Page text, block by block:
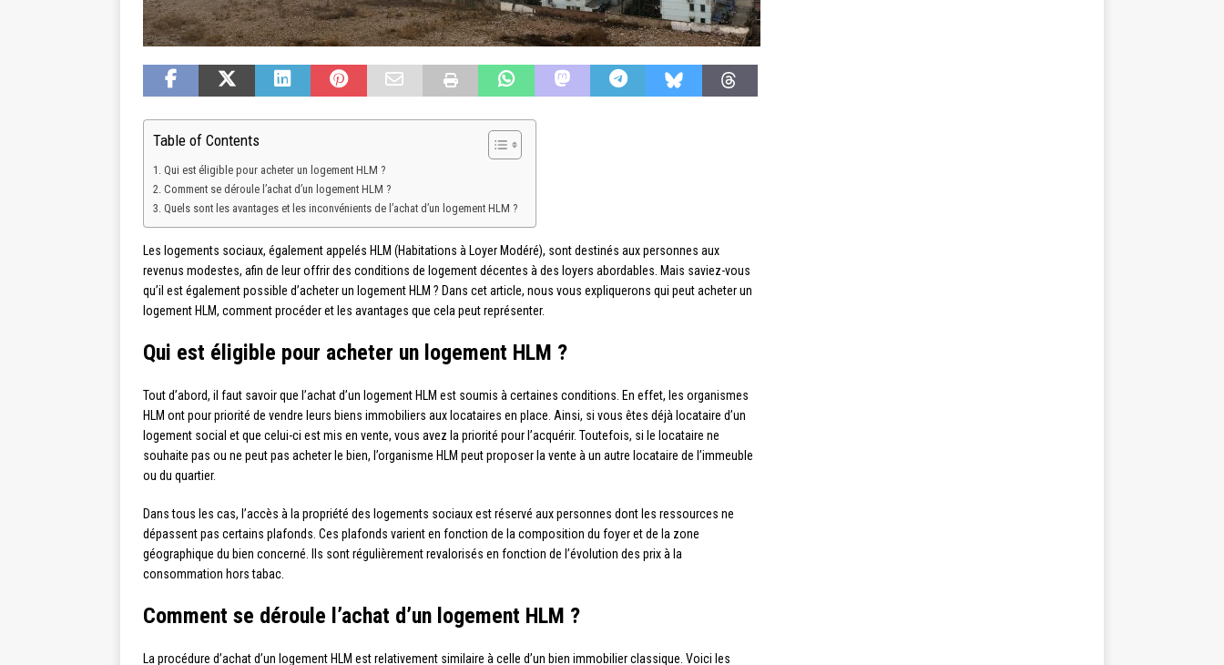
Table of Contents
Qui est éligible pour acheter un logement HLM ?
Comment se déroule l’achat d’un logement HLM ?
Quels sont les avantages et les inconvénients de l’achat d’un logement HLM ?
Les logements sociaux, également appelés HLM (Habitations à Loyer Modéré), sont destinés aux personnes aux
revenus modestes, afin de leur offrir des conditions de logement décentes à des loyers abordables. Mais saviez-vous
qu’il est également possible d’acheter un logement HLM ? Dans cet article, nous vous expliquerons qui peut acheter un
logement HLM, comment procéder et les avantages que cela peut représenter.
Qui est éligible pour acheter un logement HLM ?
Tout d’abord, il faut savoir que l’achat d’un logement HLM est soumis à certaines conditions. En effet, les organismes
HLM ont pour priorité de vendre leurs biens immobiliers aux locataires en place. Ainsi, si vous êtes déjà locataire d’un
logement social et que celui-ci est mis en vente, vous avez la priorité pour l’acquérir. Toutefois, si le locataire ne
souhaite pas ou ne peut pas acheter le bien, l’organisme HLM peut proposer la vente à un autre locataire de l’immeuble
ou du quartier.
Dans tous les cas, l’accès à la propriété des logements sociaux est réservé aux personnes dont les ressources ne
dépassent pas certains plafonds. Ces plafonds varient en fonction de la composition du foyer et de la zone
géographique du bien concerné. Ils sont régulièrement revalorisés en fonction de l’évolution des prix à la
consommation hors tabac.
Comment se déroule l’achat d’un logement HLM ?
La procédure d’achat d’un logement HLM est relativement similaire à celle d’un bien immobilier classique. Voici les